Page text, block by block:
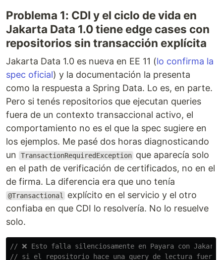
Problema 1: CDI y el ciclo de vida en
Jakarta Data 1.0 tiene edge cases con
repositorios sin transacción explícita
Jakarta Data 1.0 es nueva en EE 11 (lo confirma la
spec oficial) y la documentación la presenta
como la respuesta a Spring Data. Lo es, en parte.
Pero si tenés repositorios que ejecutan queries
fuera de un contexto transaccional activo, el
comportamiento no es el que la spec sugiere en
los ejemplos. Me pasé dos horas diagnosticando
un
TransactionRequiredException que aparecía solo
en el path de verificación de certificados, no en el
de firma. La diferencia era que uno tenía
@Transactional
explícito en el servicio y el otro
confiaba en que CDI lo resolvería. No lo resuelve
solo.
// ❌ Esto falla silenciosamente en Payara con
// si el repositorio hace una query de lectura fuera